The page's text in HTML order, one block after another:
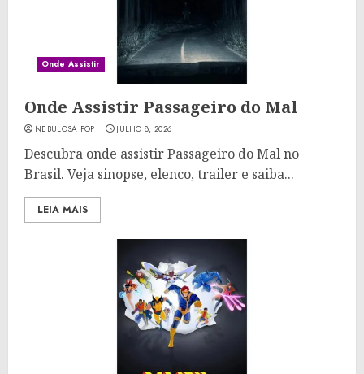
Onde Assistir
Onde Assistir Passageiro do Mal
NEBULOSA POP JULHO 8, 2026
Descubra onde assistir Passageiro do Mal no
Brasil. Veja sinopse, elenco, trailer e saiba...
LEIA MAIS